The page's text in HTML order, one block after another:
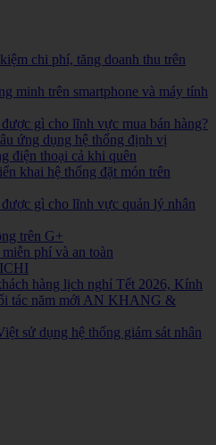
chi phí, tăng doanh thu trên
minh trên smartphone và máy tính
gì cho lĩnh vực mua bán hàng?
ứng dụng hệ thống định vị
điện thoại cả khi quên
khai hệ thống đặt món trên
gì cho lĩnh vực quản lý nhân
trên G+
phí và an toàn
hàng lịch nghỉ Tết 2026, Kính
tác năm mới AN KHANG &
sử dụng hệ thống giám sát nhân